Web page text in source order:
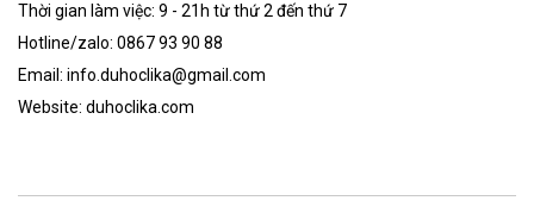
Thời gian làm việc: 9 - 21h từ thứ 2 đến thứ 7
Hotline/zalo: 0867 93 90 88
Email: info.duhoclika@gmail.com
Website: duhoclika.com